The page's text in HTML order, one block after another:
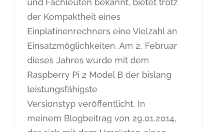
und Fachleuten bekannt, bietet trotz
der Kompaktheit eines
Einplatinenrechners eine Vielzahl an
Einsatzmöglichkeiten. Am 2. Februar
dieses Jahres wurde mit dem
Raspberry Pi 2 Model B der bislang
leistungsfähigste
Versionstyp veröffentlicht. In
meinem Blogbeitrag von 29.01.2014,